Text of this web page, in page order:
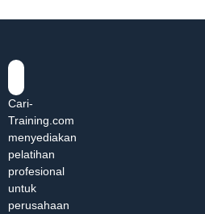
Cari-
Training.com
menyediakan
pelatihan
profesional
untuk
perusahaan